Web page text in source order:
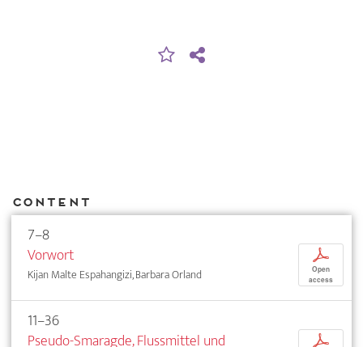
Content
7–8
Vorwort
Kijan Malte Espahangizi, Barbara Orland
p
Open
access
11–36
Pseudo-Smaragde, Flussmittel und
p